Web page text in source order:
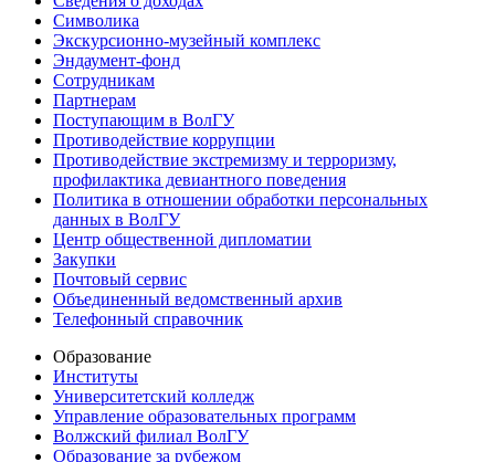
Символика
Экскурсионно-музейный комплекс
Эндаумент-фонд
Сотрудникам
Партнерам
Поступающим в ВолГУ
Противодействие коррупции
Противодействие экстремизму и терроризму,
профилактика девиантного поведения
Политика в отношении обработки персональных
данных в ВолГУ
Центр общественной дипломатии
Закупки
Почтовый сервис
Объединенный ведомственный архив
Телефонный справочник
Образование
Институты
Университетский колледж
Управление образовательных программ
Волжский филиал ВолГУ
Образование за рубежом